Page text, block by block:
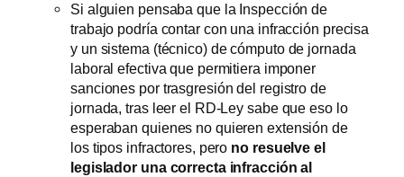
Si alguien pensaba que la Inspección de
trabajo podría contar con una infracción precisa
y un sistema (técnico) de cómputo de jornada
laboral efectiva que permitiera imponer
sanciones por trasgresión del registro de
jornada, tras leer el RD-Ley sabe que eso lo
esperaban quienes no quieren extensión de
los tipos infractores, pero no resuelve el
legislador una correcta infracción al